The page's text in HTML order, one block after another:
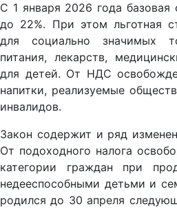
С 1 января 2026 года базовая
до 22%. При этом льготная
для социально значимых
питания, лекарств,
для детей. От НДС
напитки, реализуемые
инвалидов.
Закон содержит и ряд
От подоходного налога
категории граждан при
недееспособными детьми и
родился до 30 апреля